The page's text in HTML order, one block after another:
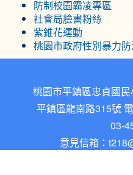
防制校園霸凌專區
社會局臉書粉絲
紫錐花運動
桃園市政府性別暴力
桃園市平鎮區忠貞國
平鎮區龍南路315號
03-
意見信箱：